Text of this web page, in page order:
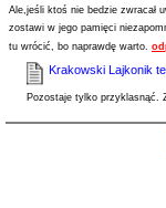
Ale,jeśli ktoś nie bedzie zwracał
zostawi w jego pamięci
tu wrócić, bo naprawdę warto.
Krakowski Lajkonik
Pozostaje tylko przyklasnąć.